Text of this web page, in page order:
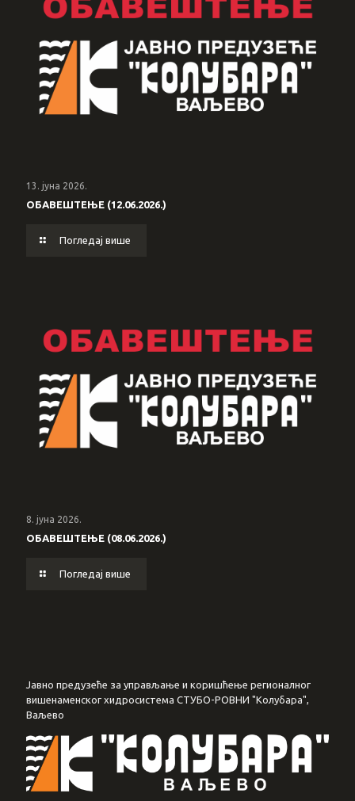
13. јуна 2026.
ОБАВЕШТЕЊЕ (12.06.2026.)
Погледај више
8. јуна 2026.
ОБАВЕШТЕЊЕ (08.06.2026.)
Погледај више
Јавно предузеће за управљање и коришћење регионалног
вишенаменског хидросистема СТУБО-РОВНИ "Колубара",
Ваљево